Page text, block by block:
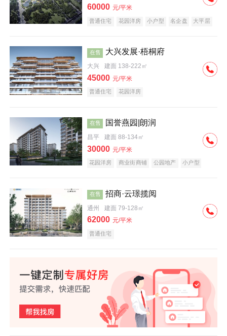
60000 元/平米
普通住宅 花园洋房 小户型 名企盘 大平层
在售 大兴发展·梧桐府
大兴 建面 138-222㎡
45000 元/平米
普通住宅 花园洋房
在售 国誉燕园|朗润
昌平 建面 88-134㎡
30000 元/平米
花园洋房 商业街商铺 公园地产
小户型
在售 招商·云璟揽阅
通州 建面 79-128㎡
62000 元/平米
普通住宅